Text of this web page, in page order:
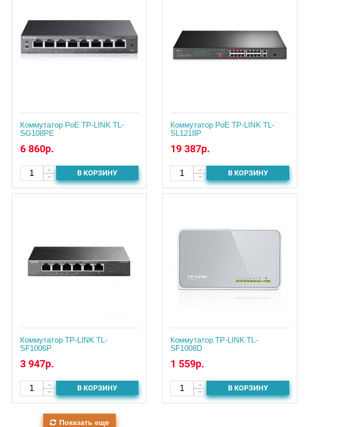
Коммутатор PoE TP-LINK TL-
SG108PE
6 860р.
В КОРЗИНУ
Коммутатор PoE TP-LINK TL-
SL1218P
19 387р.
В КОРЗИНУ
Коммутатор TP-LINK TL-
SF1006P
3 947р.
В КОРЗИНУ
Коммутатор TP-LINK TL-
SF1008D
1 559р.
В КОРЗИНУ
Показать еще